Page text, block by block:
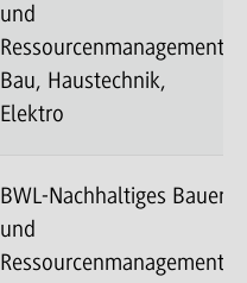
und
Ressourcenmanagement-
Bau, Haustechnik,
Elektro
BWL-Nachhaltiges Bauen
und
Ressourcenmanagement